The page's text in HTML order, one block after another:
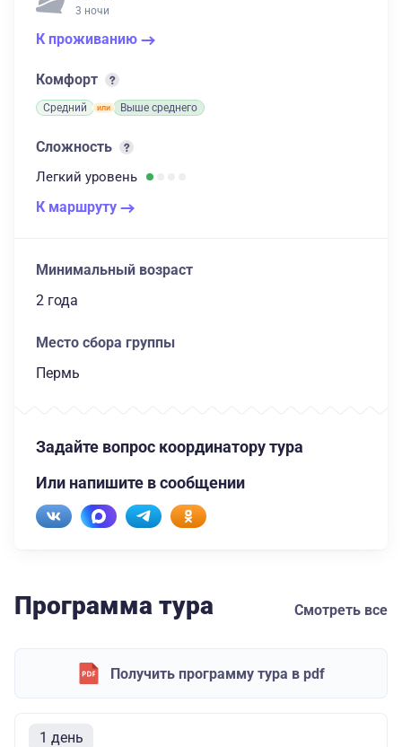
3 ночи
К проживанию
Комфорт
Средний Выше среднего
Сложность
Легкий уровень
К маршруту
Минимальный возраст
2 года
Место сбора группы
Пермь
Задайте вопрос координатору тура
Или напишите в сообщении
Программа тура Смотреть все
Получить программу тура в pdf
1 день